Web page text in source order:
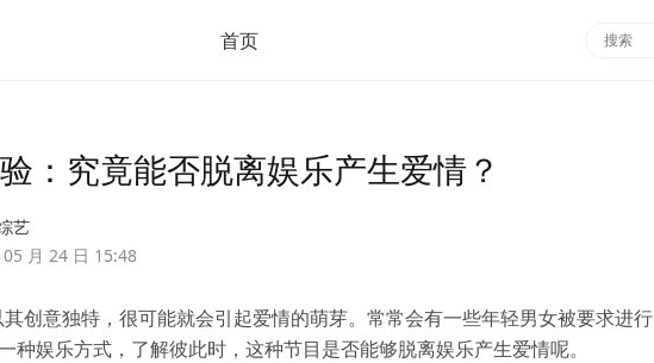
首页
：究竟能否脱离娱乐产生爱情？
艺
月 24 日 15:48
创意独特，很可能就会引起爱情的萌芽。常常会有一些年轻男女被要求进行
种娱乐方式，了解彼此时，这种节目是否能够脱离娱乐产生爱情呢。